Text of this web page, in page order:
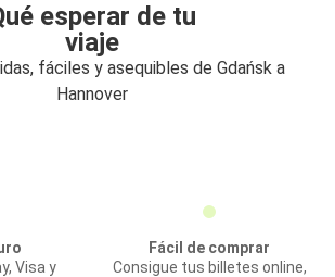
esperar de tu
viaje
fáciles y asequibles de Gdańsk a
Hannover
Visa y
Fácil de comprar
Consigue tus billetes online,